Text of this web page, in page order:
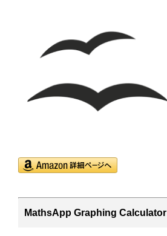
MathsApp Graphing Calculator